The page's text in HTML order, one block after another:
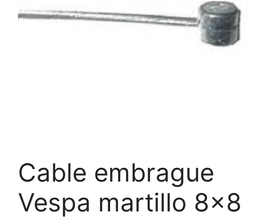
Cable embrague
Vespa martillo 8×8